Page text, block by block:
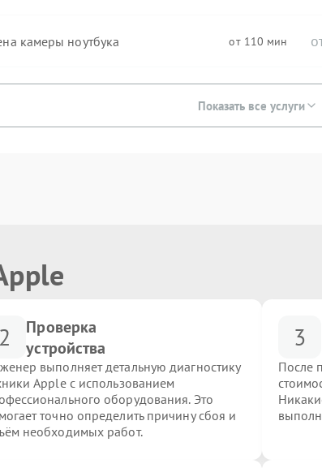
камеры ноутбука 110
Показать все услуги
2
Проверка
устройства
выполняет детальную диагностику
Apple с использованием
оборудования. Это
точно определить причину сбоя и
необходимых работ.
3
После